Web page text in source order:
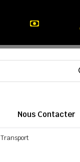
Nous Contacter
Transport